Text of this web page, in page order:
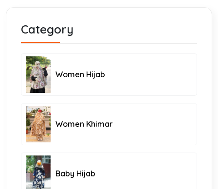
Category
Women Hijab
Women Khimar
Baby Hijab